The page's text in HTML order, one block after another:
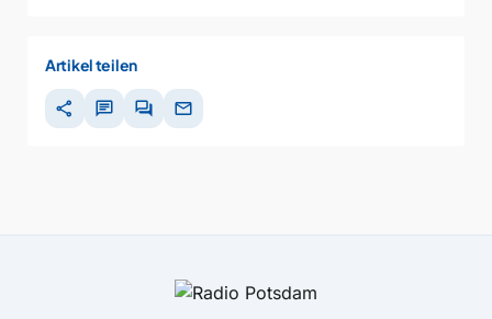
Artikel teilen
share chat forum mail